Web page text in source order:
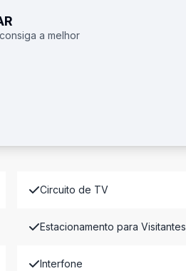
a melhor
Circuito de TV
Estacionamento para Visitantes
Interfone